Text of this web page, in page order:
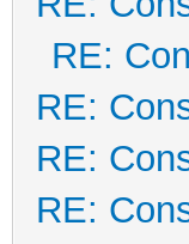
RE:
RE:
RE:
RE: